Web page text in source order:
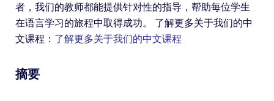
者，我们的教师都能提供针对性的指导，帮助每位学生
在语言学习的旅程中取得成功。 了解更多关于我们的中
文课程： 了解更多关于我们的中文课程
摘要